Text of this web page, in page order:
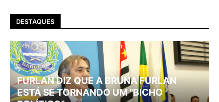
DESTAQUES
FURLAN DIZ QUE A BRUNA FURLAN
ESTÁ SE TORNANDO UM "BICHO